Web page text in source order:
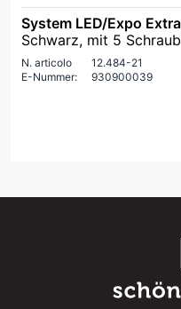
System LED/Expo
Schwarz, mit 5
N. articolo
12.484-21
E-Nummer:
930900039